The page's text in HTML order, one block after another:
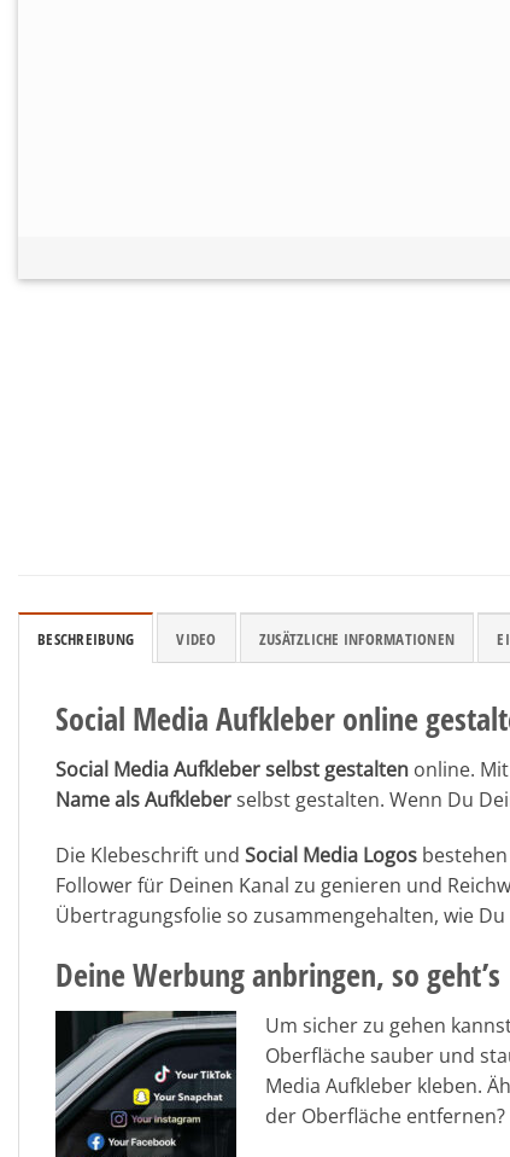
BESCHREIBUNG VIDEO ZUSÄTZLICHE INFORMATIONEN
Social Media Aufkleber online
Social Media Aufkleberselbst gestalten online.
Name als Aufkleberselbst gestalten. Wenn Du
Die Klebeschrift und Social Media Logos
Follower für Deinen Kanal zu genieren und
Übertragungsfolie so zusammengehalten, wie
Deine Werbung anbringen, so geht’s
Um sicher zu gehen
Oberfläche sauber und
Media Aufkleber kleben.
der Oberfläche